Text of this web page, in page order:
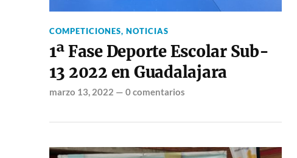
COMPETICIONES, NOTICIAS
1ª Fase Deporte Escolar Sub-
13 2022 en Guadalajara
marzo 13, 2022 — 0 comentarios